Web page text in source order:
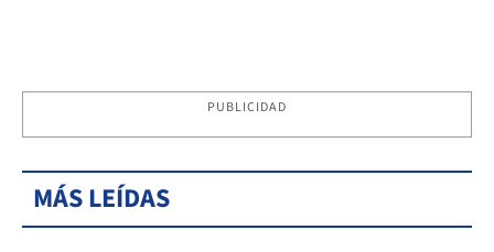
PUBLICIDAD
MÁS LEÍDAS